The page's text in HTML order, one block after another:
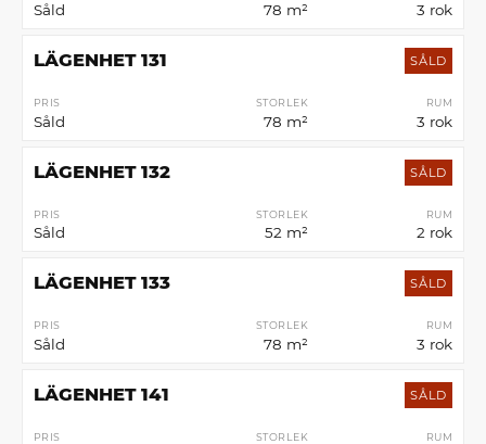
Såld 78 m² 3 rok
LÄGENHET 131
PRIS
Såld
STORLEK
78 m²
RUM
3 rok
SÅLD
LÄGENHET 132
PRIS
Såld
STORLEK
52 m²
RUM
2 rok
SÅLD
LÄGENHET 133
PRIS
Såld
STORLEK
78 m²
RUM
3 rok
SÅLD
LÄGENHET 141
PRIS STORLEK RUM
SÅLD